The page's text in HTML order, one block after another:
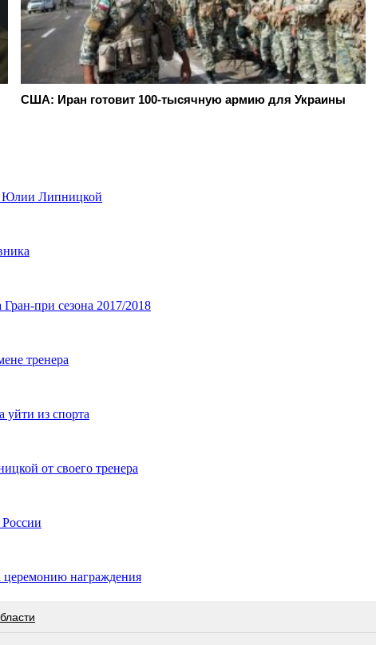
США: Иран готовит 100-тысячную армию для Украины
Юлии Липницкой
при сезона 2017/2018
тренера
уйти из спорта
от своего тренера
награждения